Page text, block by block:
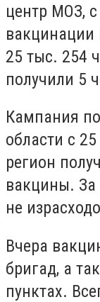
центр МОЗ,
вакцинации
25 тыс. 254
получили 5
Кампания
области с
регион
вакцины. За
не
Вчера
бригад, а
пунктах.